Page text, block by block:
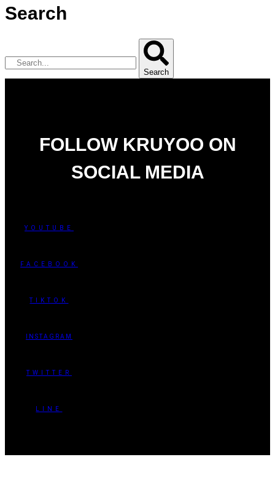
Search
Search
FOLLOW KRUYOO ON
SOCIAL MEDIA
YOUTUBE
FACEBOOK
TIKTOK
INSTAGRAM
TWITTER
LINE